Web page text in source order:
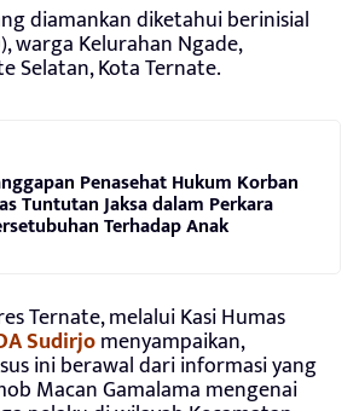
diamankan diketahui berinisial
warga Kelurahan Ngade,
Selatan, Kota Ternate.
Penasehat Hukum Korban
Tuntutan Jaksa dalam Perkara
Terhadap Anak
Ternate, melalui Kasi Humas
Sudirjomenyampaikan,
ini berawal dari informasi yang
Macan Gamalama mengenai